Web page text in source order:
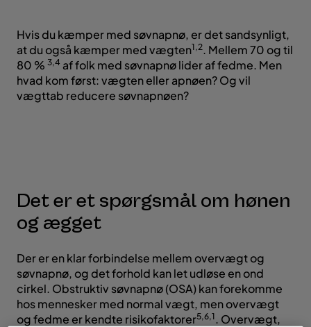
Hvis du kæmper med søvnapnø, er det sandsynligt,
at du også kæmper med vægten1,2. Mellem 70 og til
80 % 3,4 af folk med søvnapnø lider af fedme. Men
hvad kom først: vægten eller apnøen? Og vil
vægttab reducere søvnapnøen?
Det er et spørgsmål om hønen
og ægget
Der er en klar forbindelse mellem overvægt og
søvnapnø, og det forhold kan let udløse en ond
cirkel. Obstruktiv søvnapnø (OSA) kan forekomme
hos mennesker med normal vægt, men overvægt
og fedme er kendte risikofaktorer5,6,1. Overvægt,